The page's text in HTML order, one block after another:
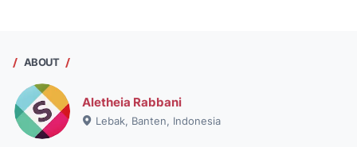
ABOUT
Aletheia Rabbani
Lebak, Banten, Indonesia